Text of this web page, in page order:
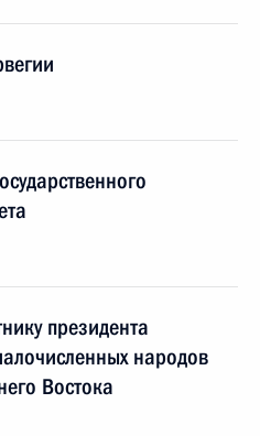
президента
народов
Востока